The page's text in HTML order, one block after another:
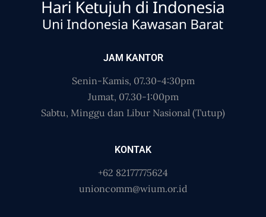
JAM KANTOR
Senin-Kamis, 07.30-4:30pm
Jumat, 07.30-1:00pm
Sabtu, Minggu dan Libur Nasional (Tutup)
KONTAK
+62 82177775624
unioncomm@wium.or.id